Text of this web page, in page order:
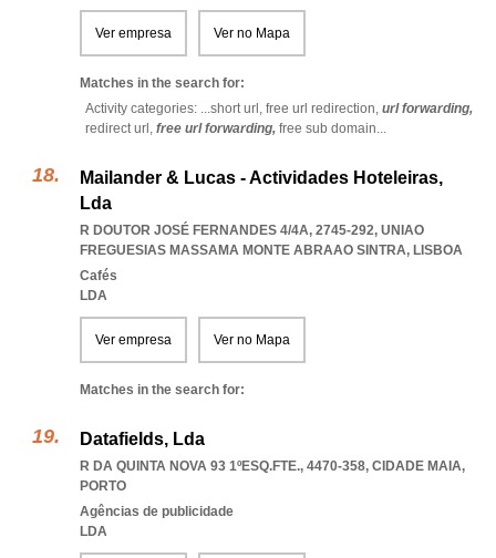
Ver empresa Ver no Mapa
Matches in the search for:
Activity categories: ...short url, free url redirection, url forwarding,
redirect url, free url forwarding, free sub domain...
Mailander & Lucas - Actividades Hoteleiras,
Lda
R DOUTOR JOSÉ FERNANDES 4/4A, 2745-292, UNIAO
FREGUESIAS MASSAMA MONTE ABRAAO SINTRA, LISBOA
Cafés
LDA
Ver empresa Ver no Mapa
Matches in the search for:
Datafields, Lda
R DA QUINTA NOVA 93 1ºESQ.FTE., 4470-358, CIDADE MAIA,
PORTO
Agências de publicidade
LDA